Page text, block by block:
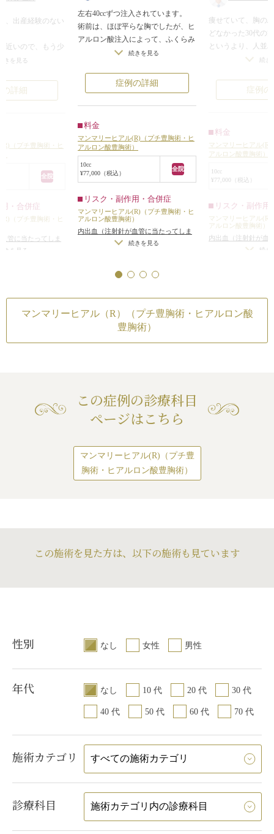
、出産経験のない
近いので、もう少
らみがほしいとの
ムもとれず、仕事
とでした。
る治療が良いとの
ヒアルロン酸豊
ずつを両胸に注
た。
(R)（プチ豊胸
で注入することも
きを見る
詳細
（プチ豊胸術・ヒ
全院
・合併症
（プチ豊胸術・ヒ
管に当たってしま
りのわずかな左右
染
きを見る
左右40ccずつ注入されています。
術前は、ほぼ平らな胸でしたが、ヒ
アルロン酸注入によって、ふくらみ
のある胸になりました。 当院の採
（プチ豊胸術・ヒアルロン酸豊胸
術）は、当院が採用していない豊胸
用ヒアルロン酸に比べて、粒子が小
持続効果が長いのが特徴です。
マンマリーヒアル(R)（プチ豊胸
術・ヒアルロン酸豊胸術）が、初め
てで不安な方は、まず最初は少なめ
に注入して様子を見て、気に入った
ら追加で注入することができます。
続きを見る
症例の詳細
料金
マンマリーヒアル(R)（プチ豊胸術・ヒ
アルロン酸豊胸術）
10cc
¥77,000（税込）
全院
リスク・副作用・合併症
マンマリーヒアル(R)（プチ豊胸術・ヒ
アルロン酸豊胸術）
内出血（注射針が血管に当たってしま
/仕上がりのわずかな左右
ないことがある
/アレルギーが生じる
続きを見る
痩せていて、胸の
どなかった30代の
というより、人並
いというご希望だ
少し乳房がふくら
にバレる心配もあ
一度マンマリーヒ
た方は、「もう少
をされる方もいら
続き
症例
料金
マンマリーヒアル
アルロン酸豊胸術）
10cc
¥77,000（税込）
リスク・副作用
マンマリーヒアル
アルロン酸豊胸術）
内出血（注射針が血
/仕上が
続き
マンマリーヒアル（R）（プチ豊胸術・ヒアルロン酸
豊胸術）
この症例の診療科目
ページはこちら
マンマリーヒアル(R)（プチ豊
胸術・ヒアルロン酸豊胸術）
この施術を見た方は、以下の施術も見ています
性別 なし 女性 男性
年代 なし 10 代 20 代 30 代
40 代 50 代 60 代 70 代
施術カテゴリ
診療科目